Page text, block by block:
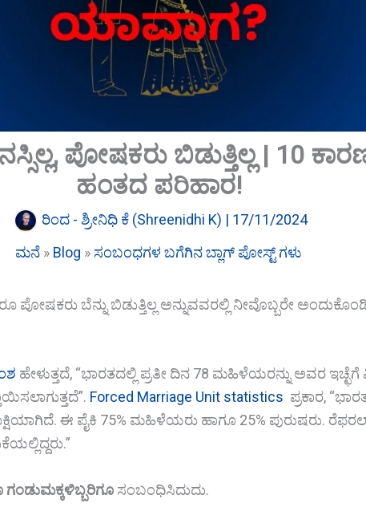
ಪೋಷಕರು ಬಿಡುತ್ತಿಲ್ಲ | 10
ಹಂತದ ಪರಿಹಾರ!
ರಿಂದ - ಶ್ರೀನಿಧಿ ಕೆ (Shreenidhi K) | 17/11/2024
ಮನೆ » Blog » ಸಂಬಂಧಗಳ ಬಗೆಗಿನ ಬ್ಲಾಗ್ ಪೋಸ್ಟ್ ಗಳು
ಪೋಷಕರು ಬೆನ್ನು ಬಿಡುತ್ತಿಲ್ಲ ಅನ್ನುವವರಲ್ಲಿ ನೀವೊಬ್ಬರೇ
ಹೇಳುತ್ತದೆ, “ಭಾರತದಲ್ಲಿ ಪ್ರತೀ ದಿನ 78 ಮಹಿಳೆಯರನ್ನು ಅವರ ಇಚ್ಛೆಗೆ
Forced Marriage Unit statistics ಪ್ರಕಾರ,
ಈ ಪೈಕಿ 75% ಮಹಿಳೆಯರು ಹಾಗೂ 25% ಪುರುಷರು.
ಗಂಡುಮಕ್ಕಳಿಬ್ಬರಿಗೂ ಸಂಬಂಧಿಸಿದುದು.